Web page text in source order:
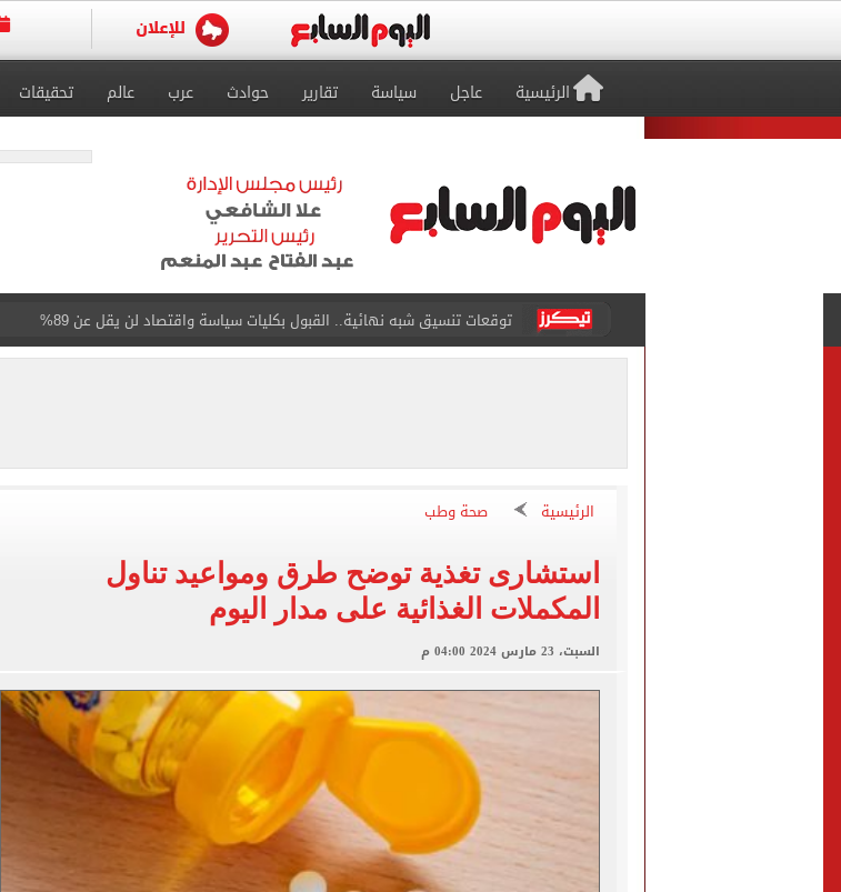
الرئيسية عاجل سياسة تقارير حوادث عرب عالم تحقيقات
توقعات تنسيق شبه نهائية.. القبول بكليات سياسة واقتصاد لن يقل عن 89%
مكتب التنسيق: إتاحة تعديل الرغبات حتى غلق المرحلة الأولى
متى تنتهى تظلمات الثانوية العامة 2026.. والفترة المتبقية للتقديم إلكترونيا
بيزيرا يتمسك بالرحيل عن الزمالك ويدرس خيارات جديدة رغم رفض النادي بيعه
هل تريد محمد صلاح؟.. القصة الكاملة لانتقال الملك المصري إلى طرابزون سبور
الرئيسية صحة وطب
استشارى تغذية توضح طرق ومواعيد تناول
المكملات الغذائية على مدار اليوم
السبت، 23 مارس 2024 04:00 م